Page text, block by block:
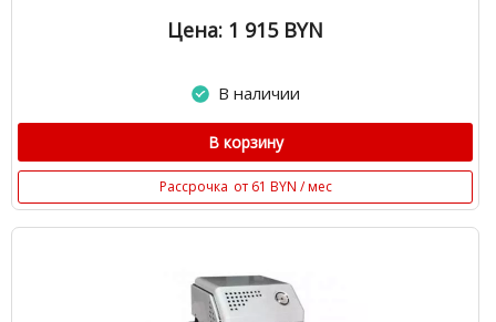
Цена: 1 915 BYN
В наличии
В корзину
Рассрочка от 61 BYN / мес